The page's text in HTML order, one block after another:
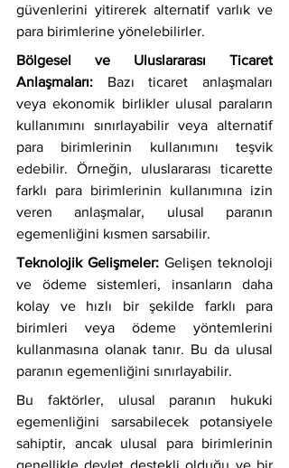
güvenlerini yitirerek alternatif varlık ve
para birimlerine yönelebilirler.
Bölgesel ve Uluslararası Ticaret
Anlaşmaları: Bazı ticaret anlaşmaları
veya ekonomik birlikler ulusal paraların
kullanımını sınırlayabilir veya alternatif
para birimlerinin kullanımını teşvik
edebilir. Örneğin, uluslararası ticarette
farklı para birimlerinin kullanımına izin
veren anlaşmalar, ulusal paranın
egemenliğini kısmen sarsabilir.
Teknolojik Gelişmeler: Gelişen teknoloji
ve ödeme sistemleri, insanların daha
kolay ve hızlı bir şekilde farklı para
birimleri veya ödeme yöntemlerini
kullanmasına olanak tanır. Bu da ulusal
paranın egemenliğini sınırlayabilir.
Bu faktörler, ulusal paranın hukuki
egemenliğini sarsabilecek potansiyele
sahiptir, ancak ulusal para birimlerinin
genellikle devlet destekli olduğu ve bir